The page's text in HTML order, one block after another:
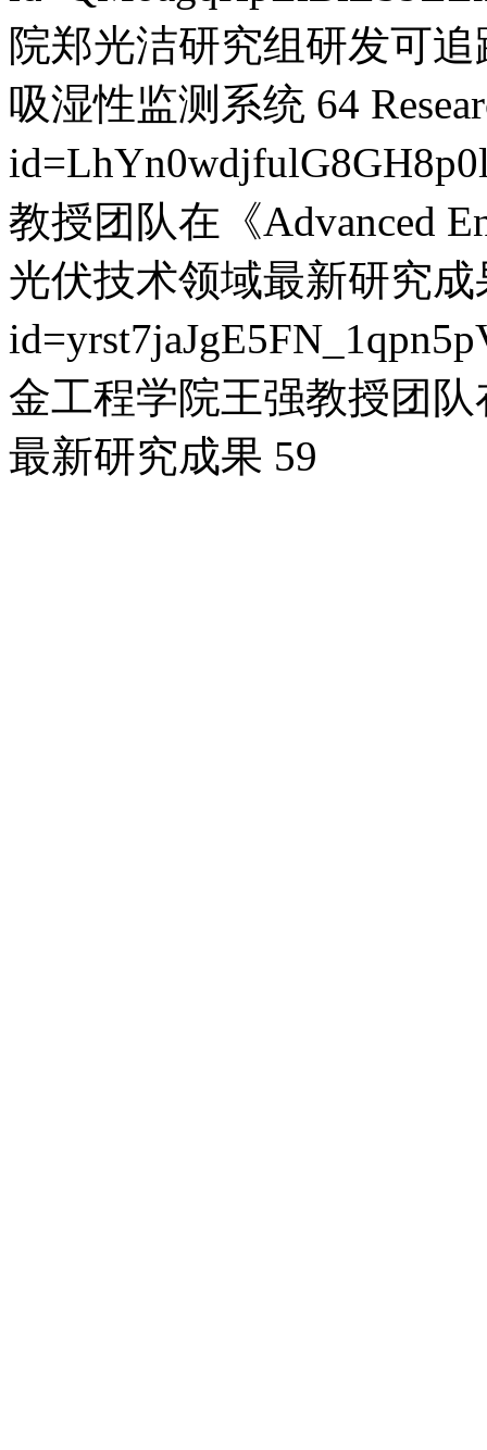
院郑光洁研究组研发可
吸湿性监测系统 64
教授团队在《Advanced
光伏技术领域最新研究成
金工程学院王强教授团
最新研究成果 59